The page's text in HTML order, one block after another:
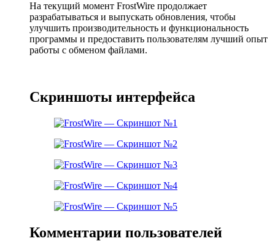
На текущий момент FrostWire продолжает
разрабатываться и выпускать обновления, чтобы
улучшить производительность и функциональность
программы и предоставить пользователям лучший опыт
работы с обменом файлами.
Скриншоты интерфейса
Комментарии пользователей